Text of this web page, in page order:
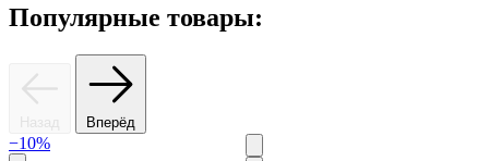
Популярные товары:
Назад Вперёд
−10%